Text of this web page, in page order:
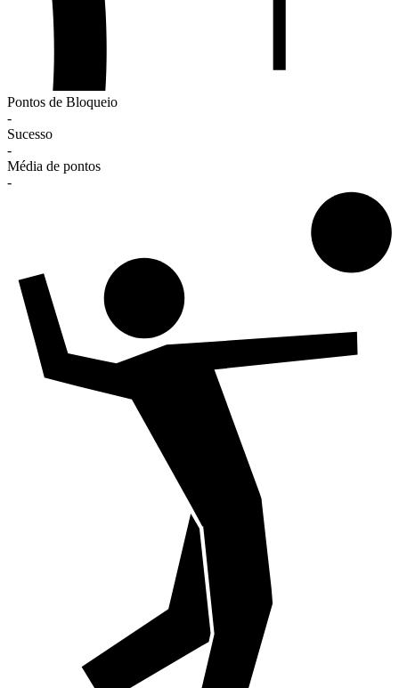
Pontos de Bloqueio
-
Sucesso
-
Média de pontos
-